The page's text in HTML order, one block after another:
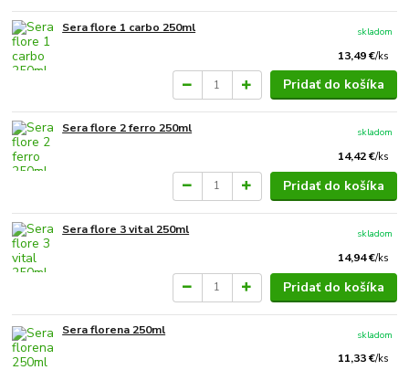
Sera flore 1 carbo 250ml
13,49 €/ks
skladom
Pridať do košíka
Sera flore 2 ferro 250ml
14,42 €/ks
skladom
Pridať do košíka
Sera flore 3 vital 250ml
14,94 €/ks
skladom
Pridať do košíka
Sera florena 250ml
11,33 €/ks
skladom